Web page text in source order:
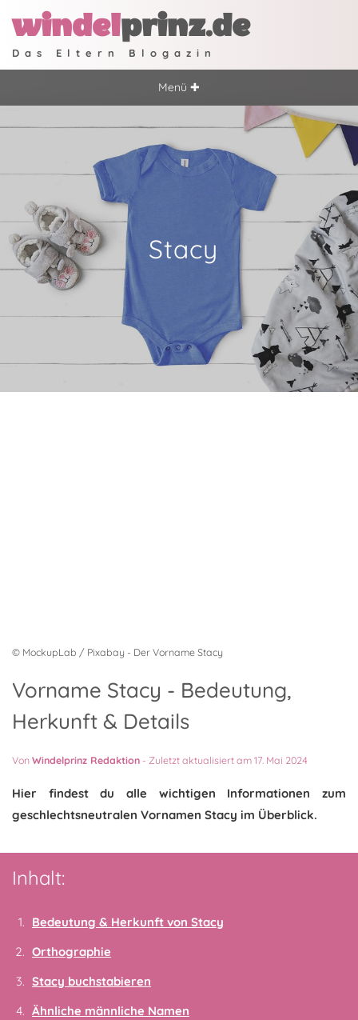
windelprinz.de
Das Eltern Blogazin
Menü ✚
Stacy
© MockupLab / Pixabay - Der Vorname Stacy
Vorname Stacy - Bedeutung,
Herkunft & Details
VonWindelprinz Redaktion - Zuletzt aktualisiert am 17. Mai 2024
Hier findest du alle wichtigen Informationen zum
geschlechtsneutralen Vornamen Stacy im Überblick.
Inhalt:
Bedeutung & Herkunft von Stacy
Orthographie
Stacy buchstabieren
Ähnliche männliche Namen